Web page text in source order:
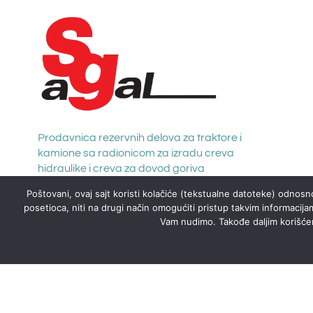
Prodavnica rezervnih delova za traktore i
kamione sa radionicom za izradu creva
hidraulike i creva za dovod goriva
Poštovani, ovaj sajt koristi kolačiće (tekstualne datoteke)
posetioca, niti na drugi način omogućiti pristup takvim
Vam nudimo. Takođe daljim